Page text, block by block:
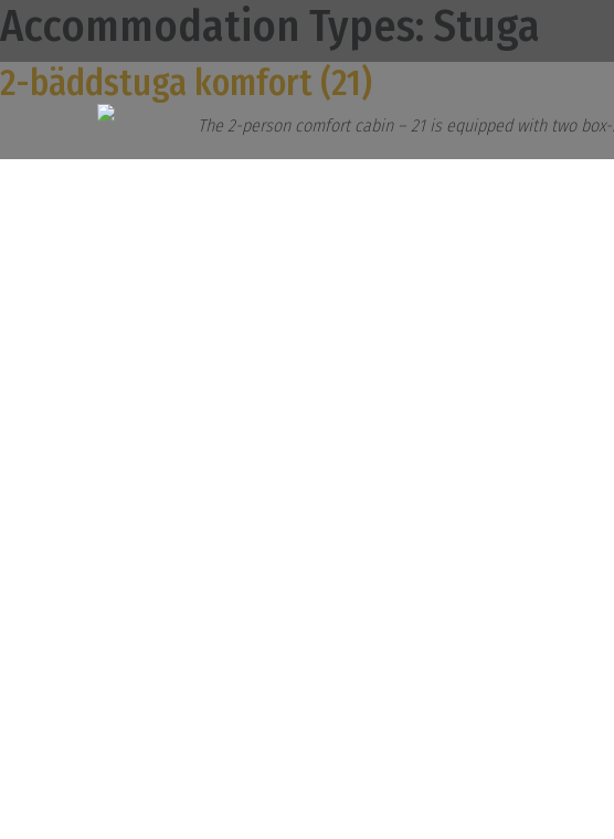
Accommodation Types: Stuga
2-bäddstuga komfort (21)
The 2-person comfort cabin – 21 is equipped with two